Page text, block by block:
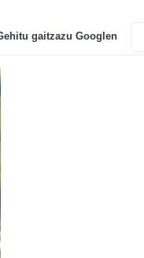
gaitzazu Googlen